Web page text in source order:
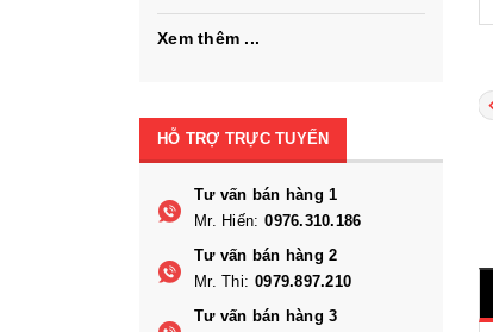
Xem thêm ...
HỖ TRỢ TRỰC TUYẾN
Tư vấn bán hàng 1
Mr. Hiến: 0976.310.186
Tư vấn bán hàng 2
Mr. Thi: 0979.897.210
Tư vấn bán hàng 3